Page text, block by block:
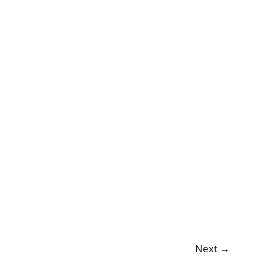
Next →